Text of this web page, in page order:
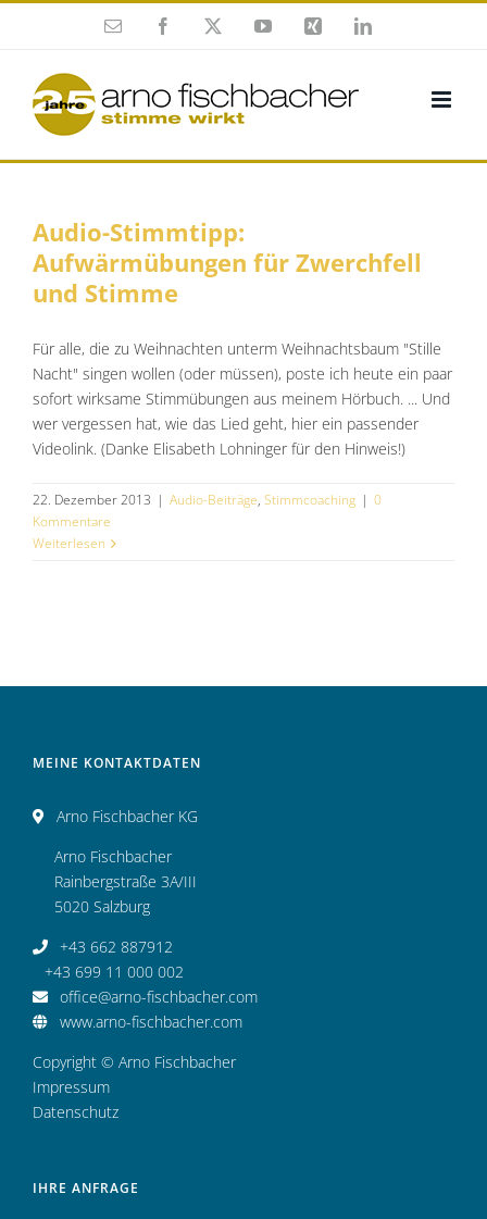
E-
Facebook YouTubeXing LinkedIn
Audio-Stimmtipp:
Aufwärmübungen für Zwerchfell
und Stimme
Für alle, die zu Weihnachten unterm Weihnachtsbaum "Stille
Nacht" singen wollen (oder müssen), poste ich heute ein paar
sofort wirksame Stimmübungen aus meinem Hörbuch. ... Und
wer vergessen hat, wie das Lied geht, hier ein passender
Videolink. (Danke Elisabeth Lohninger für den Hinweis!)
22. Dezember 2013 | Audio-Beiträge, Stimmcoaching | 0
Kommentare
Weiterlesen
MEINE KONTAKTDATEN
Arno Fischbacher KG
Arno Fischbacher
Rainbergstraße 3A/III
5020 Salzburg
+43 662 887912
+43 699 11 000 002
office@arno-fischbacher.com
www.arno-fischbacher.com
Copyright © Arno Fischbacher
Impressum
Datenschutz
IHRE ANFRAGE